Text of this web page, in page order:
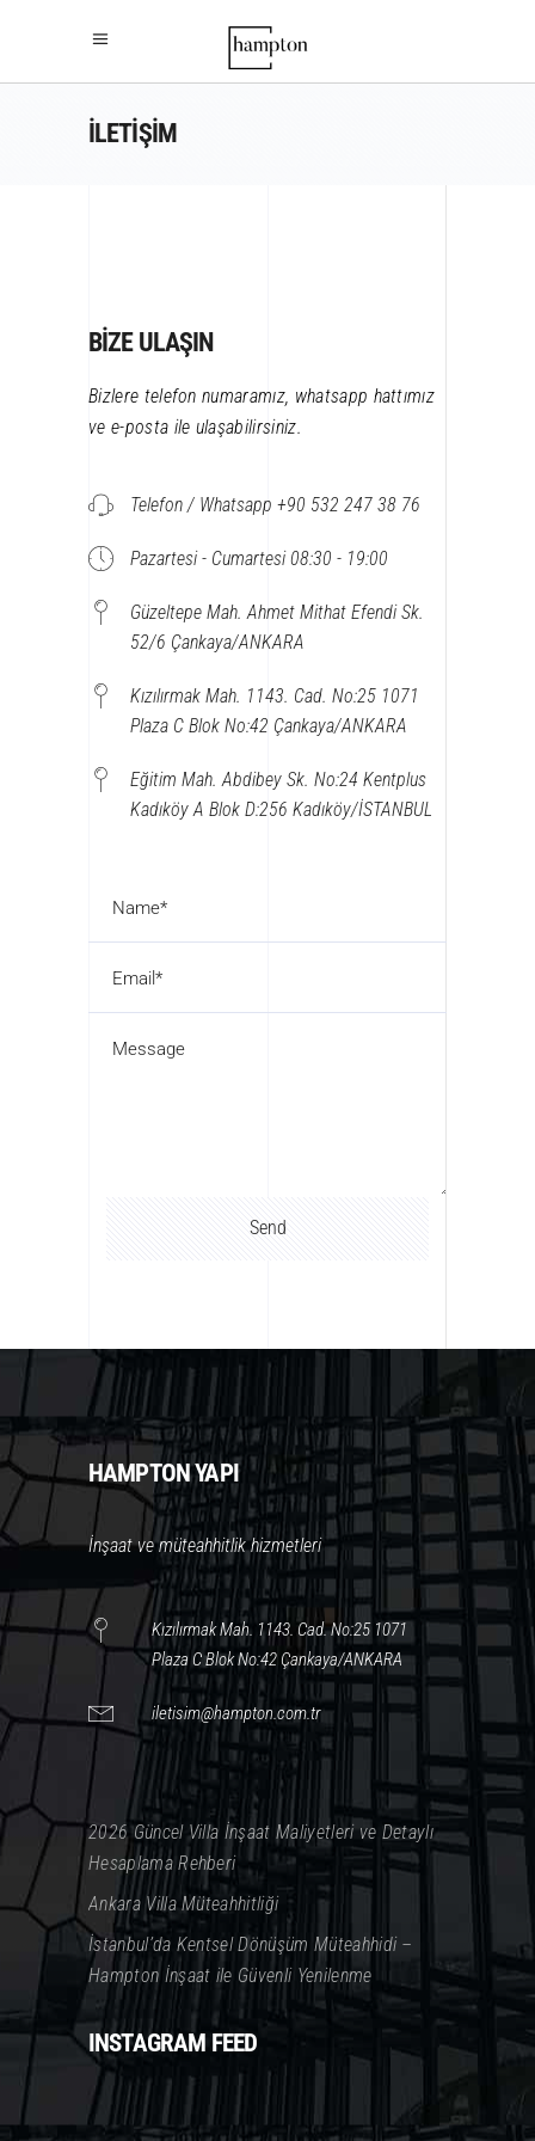
İLETIŞIM
BIZE ULAŞIN
Bizlere telefon numaramız, whatsapp hattımız
ve e-posta ile ulaşabilirsiniz.
Telefon / Whatsapp +90 532 247 38 76
Pazartesi - Cumartesi 08:30 - 19:00
Güzeltepe Mah. Ahmet Mithat Efendi Sk.
52/6 Çankaya/ANKARA
Kızılırmak Mah. 1143. Cad. No:25 1071
Plaza C Blok No:42 Çankaya/ANKARA
Eğitim Mah. Abdibey Sk. No:24 Kentplus
Kadıköy A Blok D:256 Kadıköy/İSTANBUL
HAMPTON YAPI
İnşaat ve müteahhitlik hizmetleri
Kızılırmak Mah. 1143. Cad. No:25 1071
Plaza C Blok No:42 Çankaya/ANKARA
iletisim@hampton.com.tr
2026 Güncel Villa İnşaat Maliyetleri ve Detaylı
Hesaplama Rehberi
Ankara Villa Müteahhitliği
İstanbul’da Kentsel Dönüşüm Müteahhidi –
Hampton İnşaat ile Güvenli Yenilenme
INSTAGRAM FEED